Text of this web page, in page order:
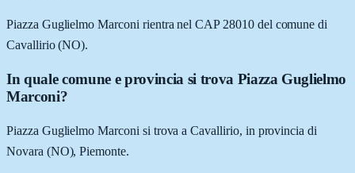
Piazza Guglielmo Marconi rientra nel CAP 28010 del comune di
Cavallirio (NO).
In quale comune e provincia si trova Piazza Guglielmo
Marconi?
Piazza Guglielmo Marconi si trova a Cavallirio, in provincia di
Novara (NO), Piemonte.